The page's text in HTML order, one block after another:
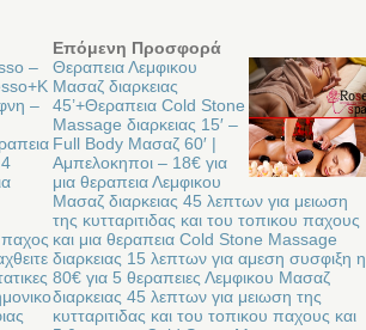
–
–
Επόμενη Προσφορά
Θεραπεια Λεμφικου
Μασαζ διαρκειας
45’+Θεραπεια Cold Stone
Massage διαρκειας 15′ –
Full Body Μασαζ 60′ |
Αμπελοκηποι – 18€ για
μια θεραπεια Λεμφικου
Μασαζ διαρκειας 45 λεπτων για μειωση
της κυτταριτιδας και του τοπικου παχους
και μια θεραπεια Cold Stone Massage
διαρκειας 15 λεπτων για αμεση συσφιξη η
80€ για 5 θεραπειες Λεμφικου Μασαζ
διαρκειας 45 λεπτων για μειωση της
κυτταριτιδας και του τοπικου παχους και